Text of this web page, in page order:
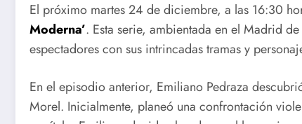
El próximo martes 24 de diciembre, a las 16:30
Moderna’. Esta serie, ambientada en el Madrid
espectadores con sus intrincadas tramas y
En el episodio anterior, Emiliano Pedraza
Morel. Inicialmente, planeó una confrontación